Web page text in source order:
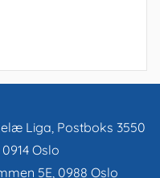
Liga, Postboks 3550
Oslo
5E, 0988 Oslo